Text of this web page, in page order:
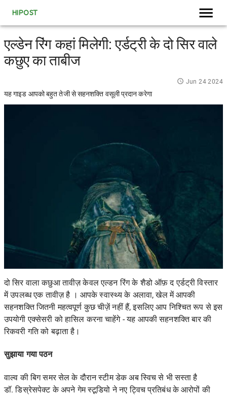
HIPOST
एल्डेन रिंग कहां मिलेगी: एर्डट्री के दो सिर वाले
कछुए का ताबीज
Jun 24 2024
यह गाइड आपको बहुत तेजी से सहनशक्ति वसूली प्रदान करेगा
दो सिर वाला कछुआ तावीज़ केवलएल्डन रिंग के शैडो ऑफ़ द एर्डट्री विस्तार
में उपलब्ध एक तावीज़ है । आपके स्वास्थ्य के अलावा, खेल में आपकी
सहनशक्ति जितनी महत्वपूर्ण कुछ चीज़ें नहीं हैं, इसलिए आप निश्चित रूप से इस
उपयोगी एक्सेसरी को हासिल करना चाहेंगे - यह आपकी सहनशक्ति बार की
रिकवरी गति को बढ़ाता है।
सुझाया गया पठन
वाल्व की बिग समर सेल के दौरान स्टीम डेक अब स्विच से भी सस्ता है
डॉ. डिस्रेसपेक्ट के अपने गेम स्टूडियो ने नए ट्विच प्रतिबंध के आरोपों की